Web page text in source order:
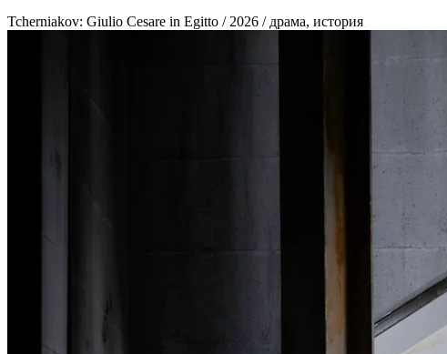
Tcherniakov: Giulio Cesare in Egitto / 2026 / драма, история